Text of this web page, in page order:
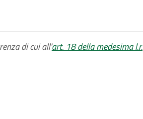
di cui all'art. 18 della medesima l.r.